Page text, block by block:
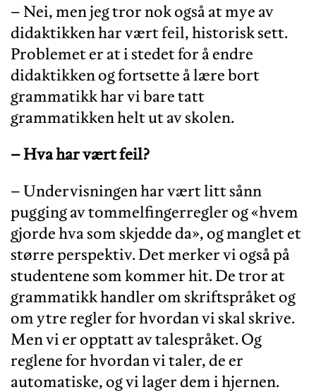
– Nei, men jeg tror nok også at mye av
didaktikken har vært feil, historisk sett.
Problemet er at i stedet for å endre
didaktikken og fortsette å lære bort
grammatikk har vi bare tatt
grammatikken helt ut av skolen.
– Hva har vært feil?
– Undervisningen har vært litt sånn
pugging av tommelfingerregler og «hvem
gjorde hva som skjedde da», og manglet et
større perspektiv. Det merker vi også på
studentene som kommer hit. De tror at
grammatikk handler om skriftspråket og
om ytre regler for hvordan vi skal skrive.
Men vi er opptatt av talespråket. Og
reglene for hvordan vi taler, de er
automatiske, og vi lager dem i hjernen.